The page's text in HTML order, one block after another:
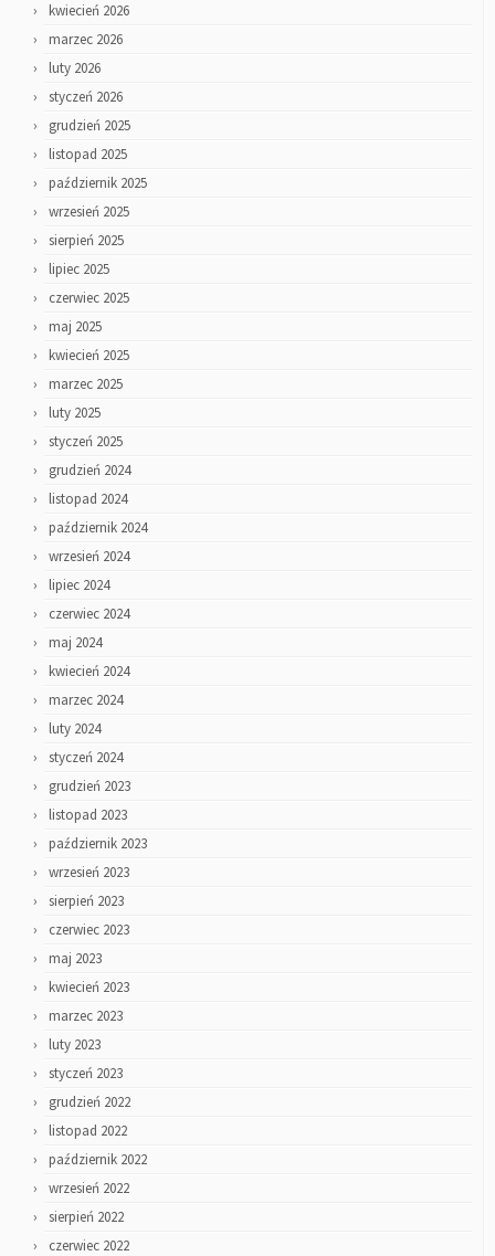
kwiecień 2026
marzec 2026
luty 2026
styczeń 2026
grudzień 2025
listopad 2025
październik 2025
wrzesień 2025
sierpień 2025
lipiec 2025
czerwiec 2025
maj 2025
kwiecień 2025
marzec 2025
luty 2025
styczeń 2025
grudzień 2024
listopad 2024
październik 2024
wrzesień 2024
lipiec 2024
czerwiec 2024
maj 2024
kwiecień 2024
marzec 2024
luty 2024
styczeń 2024
grudzień 2023
listopad 2023
październik 2023
wrzesień 2023
sierpień 2023
czerwiec 2023
maj 2023
kwiecień 2023
marzec 2023
luty 2023
styczeń 2023
grudzień 2022
listopad 2022
październik 2022
wrzesień 2022
sierpień 2022
czerwiec 2022